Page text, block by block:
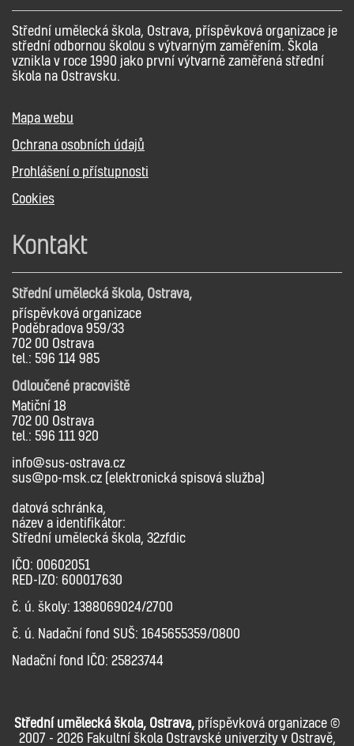
Střední umělecká škola, Ostrava, příspěvková organizace je
střední odbornou školou s výtvarným zaměřením. Škola
vznikla v roce 1990 jako první výtvarně zaměřená střední
škola na Ostravsku.
Mapa webu
Ochrana osobních údajů
Prohlášení o přístupnosti
Cookies
Kontakt
Střední umělecká škola, Ostrava,
příspěvková organizace
Poděbradova 959/33
702 00 Ostrava
tel.: 596 114 985
Odloučené pracoviště
Matiční 18
702 00 Ostrava
tel.: 596 111 920
info@sus-ostrava.cz
sus@po-msk.cz (elektronická spisová služba)
datová schránka,
název a identifikátor:
Střední umělecká škola, 32zfdic
IČO: 00602051
RED-IZO: 600017630
č. ú. školy: 1388069024/2700
č. ú. Nadační fond SUŠ: 1645655359/0800
Nadační fond IČO: 25823744
Střední umělecká škola, Ostrava, příspěvková organizace ©
2007 - 2026 Fakultní škola Ostravské univerzity v Ostravě,